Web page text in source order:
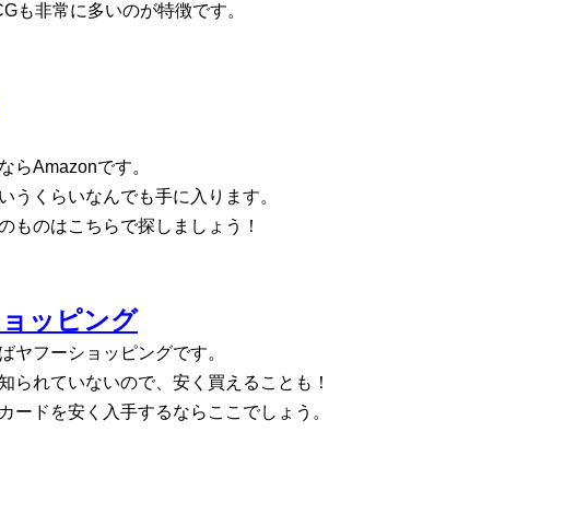
も非常に多いのが特徴です。
らAmazonです。
うくらいなんでも手に入ります。
ものはこちらで探しましょう！
ッピング
ヤフーショッピングです。
られていないので、安く買えることも！
ードを安く入手するならここでしょう。